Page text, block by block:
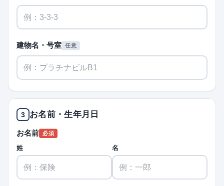
建物名・号室 任意
3 お名前・生年月日
お名前 必須
姓 名